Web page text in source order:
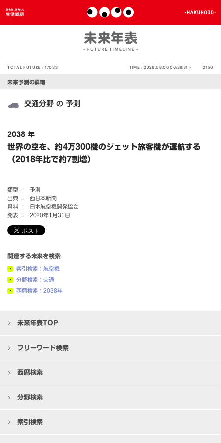
TOTAL FUTURE :17033 TIME :2026.08.06 06:39:31 > 2150
未来予測の詳細
交通分野 の 予測
2038 年
世界の空を、約4万300機のジェット旅客機が運航する
（2018年比で約7割増）
類型 ：
予測
出典 ：
西日本新聞
資料 ：
日本航空機開発協会
発表 ：
2020年1月31日
関連する未来を検索
索引検索：航空機
分野検索：交通
西暦検索：2038年
未来年表TOP
フリーワード検索
西暦検索
分野検索
索引検索